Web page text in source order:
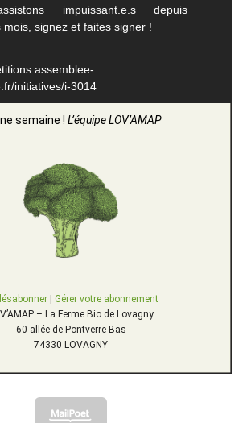
impuissant.e.s depuis
signez et faites signer !
initiatives/i-3014
semaine ! L’équipe LOV’AMAP
| Gérer votre abonnement
– La Ferme Bio de Lovagny
60 allée de Pontverre-Bas
74330 LOVAGNY